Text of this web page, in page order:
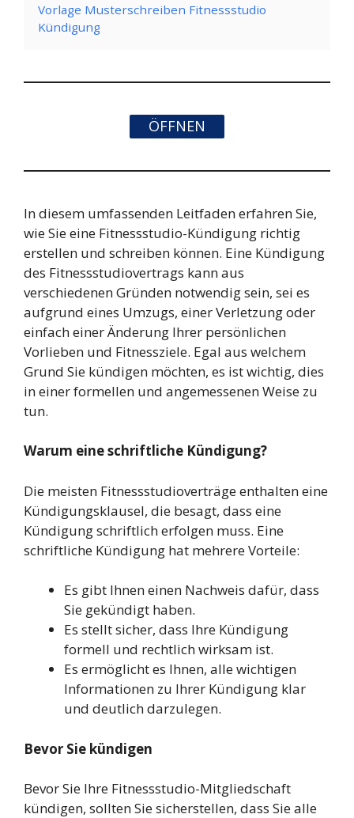
Vorlage Musterschreiben Fitnessstudio
Kündigung
ÖFFNEN
In diesem umfassenden Leitfaden erfahren Sie,
wie Sie eine Fitnessstudio-Kündigung richtig
erstellen und schreiben können. Eine Kündigung
des Fitnessstudiovertrags kann aus
verschiedenen Gründen notwendig sein, sei es
aufgrund eines Umzugs, einer Verletzung oder
einfach einer Änderung Ihrer persönlichen
Vorlieben und Fitnessziele. Egal aus welchem
Grund Sie kündigen möchten, es ist wichtig, dies
in einer formellen und angemessenen Weise zu
tun.
Warum eine schriftliche Kündigung?
Die meisten Fitnessstudioverträge enthalten eine
Kündigungsklausel, die besagt, dass eine
Kündigung schriftlich erfolgen muss. Eine
schriftliche Kündigung hat mehrere Vorteile:
Es gibt Ihnen einen Nachweis dafür, dass
Sie gekündigt haben.
Es stellt sicher, dass Ihre Kündigung
formell und rechtlich wirksam ist.
Es ermöglicht es Ihnen, alle wichtigen
Informationen zu Ihrer Kündigung klar
und deutlich darzulegen.
Bevor Sie kündigen
Bevor Sie Ihre Fitnessstudio-Mitgliedschaft
kündigen, sollten Sie sicherstellen, dass Sie alle